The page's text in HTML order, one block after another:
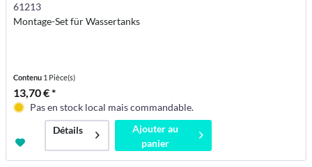
61213
Montage-Set für Wassertanks
Contenu 1 Pièce(s)
13,70 € *
Pas en stock local mais commandable.
Détails
Ajouter au
panier